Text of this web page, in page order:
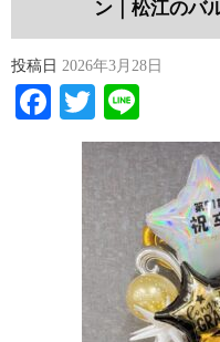
ン｜松江のバ
投稿日 2026年3月28日
Facebook
Twitter